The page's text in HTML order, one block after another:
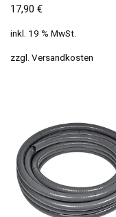
17,90 €
inkl. 19 % MwSt.
zzgl. Versandkosten